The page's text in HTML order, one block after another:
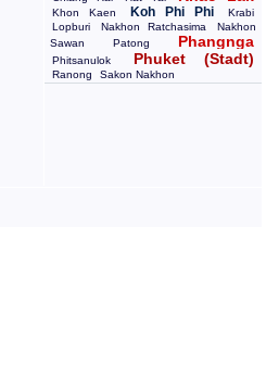
Khon Kaen Koh Phi Phi
Krabi
Lopburi
Nakhon Ratchasima
Nakhon
Sawan
Patong Phangnga
Phitsanulok Phuket (Stadt)
Ranong Sakon Nakhon